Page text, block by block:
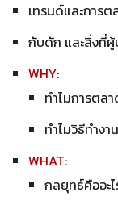
เทรนด์และการ
กับดัก และสิ่งที่ผู้
WHY:
ทำไมการตล
ทำไมวิธีทำง
WHAT:
กลยุทธ์คืออะไ